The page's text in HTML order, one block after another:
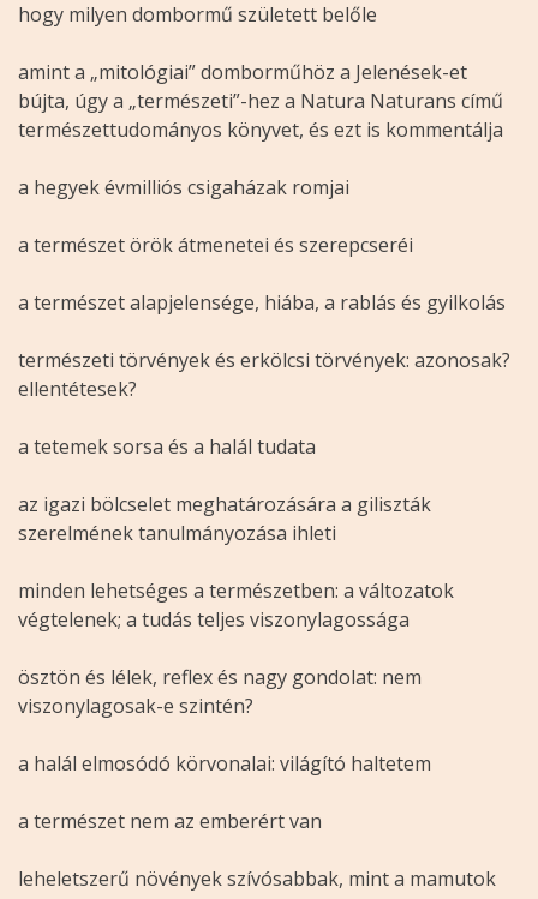
hogy milyen dombormű született belőle
amint a „mitológiai” domborműhöz a Jelenések-et
bújta, úgy a „természeti”-hez a Natura Naturans című
természettudományos könyvet, és ezt is kommentálja
a hegyek évmilliós csigaházak romjai
a természet örök átmenetei és szerepcseréi
a természet alapjelensége, hiába, a rablás és gyilkolás
természeti törvények és erkölcsi törvények: azonosak?
ellentétesek?
a tetemek sorsa és a halál tudata
az igazi bölcselet meghatározására a giliszták
szerelmének tanulmányozása ihleti
minden lehetséges a természetben: a változatok
végtelenek; a tudás teljes viszonylagossága
ösztön és lélek, reflex és nagy gondolat: nem
viszonylagosak-e szintén?
a halál elmosódó körvonalai: világító haltetem
a természet nem az emberért van
leheletszerű növények szívósabbak, mint a mamutok